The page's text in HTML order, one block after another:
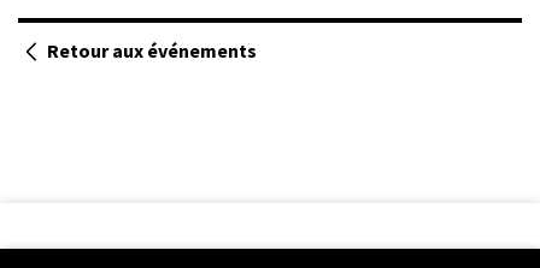
Retour aux événements